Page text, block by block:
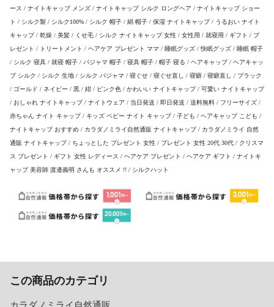
ース / ナイトキャップ メンズ / ナイトキャップ シルク ロングヘア / ナイトキャップ ショー
ト / シルク製 / シルク100% / シルク 帽子 / 絹 帽子 / 保湿 ナイトキャップ / うるおい ナイト
キャップ / 乾燥 / 美髪 / くせ毛 / シルク ナイトキャップ 女性 / 女性用 / 就寝用 / ギフト / プ
レゼント / トリートメント / ヘアケア プレゼント ママ / 睡眠グッズ / 快眠グッズ / 睡眠 帽子
/ シルク 寝具 / 就寝 帽子 / パジャマ 帽子 / 寝具 帽子 / 帽子 寝る / ヘアキャップ / ヘアキャッ
プ シルク / シルク 生地 / シルク パジャマ / 寝ぐせ / 寝ぐせ直し / 寝癖 / 寝癖直し / ブラック
/ ゴールド / ネイビー / 黒 / 紺 / ピンク色 / かわいい ナイトキャップ / 可愛い ナイトキャップ
/ おしゃれ ナイトキャップ / ナイトウェア / 当日発送 / 即日発送 / 送料無料 / フリーサイズ /
赤ちゃん ナイト キャップ / キッズ ベビー ナイト キャップ / 子ども / ヘアキャップ こども /
ナイトキャップ おすすめ / カラダノミライ自然通販 ナイトキャップ / カラダノミライ 自然
通販 ナイトキャップ / ちょっとした プレゼント 女性 / プレゼント 女性 20代 30代 / クリスマ
ス プレゼント / ギフト 女性 レディース / ヘアケア プレゼント / ヘアケア ギフト / ナイトキ
ャップ 美容師 渡邊義明 さんも オススメ !! / シルクハット
この商品のカテゴリ